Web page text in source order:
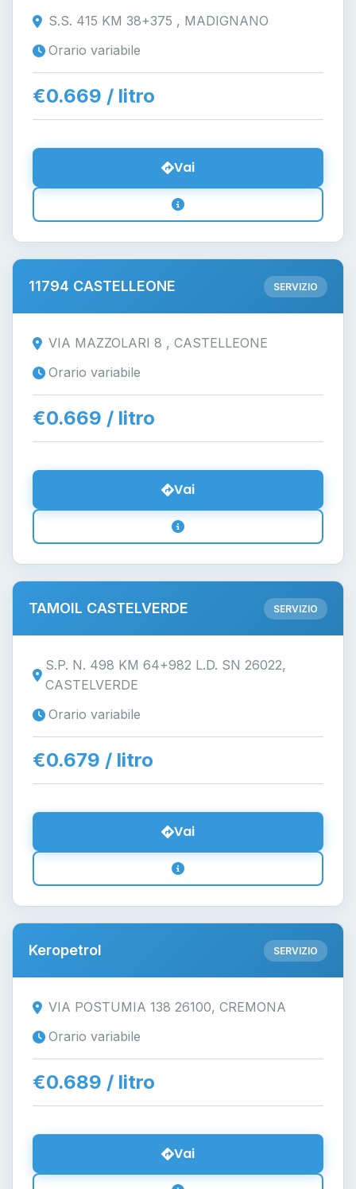
S.S. 415 KM 38+375 , MADIGNANO
Orario variabile
€0.669 / litro
Vai
11794 CASTELLEONE SERVIZIO
VIA MAZZOLARI 8 , CASTELLEONE
Orario variabile
€0.669 / litro
Vai
TAMOIL CASTELVERDE SERVIZIO
S.P. N. 498 KM 64+982 L.D. SN 26022,
CASTELVERDE
Orario variabile
€0.679 / litro
Vai
Keropetrol SERVIZIO
VIA POSTUMIA 138 26100, CREMONA
Orario variabile
€0.689 / litro
Vai